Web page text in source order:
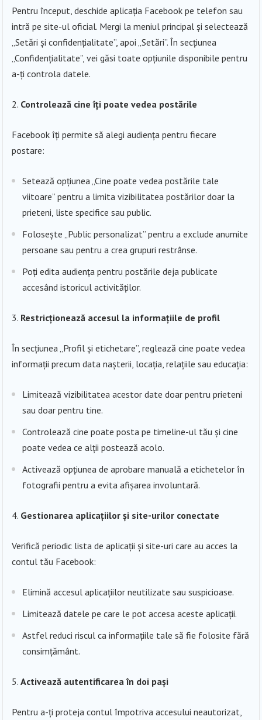
Pentru început, deschide aplicația Facebook pe telefon sau
intră pe site-ul oficial. Mergi la meniul principal și selectează
„Setări și confidențialitate”, apoi „Setări”. În secțiunea
„Confidențialitate”, vei găsi toate opțiunile disponibile pentru
a-ți controla datele.
Controlează cine îți poate vedea postările
Facebook îți permite să alegi audiența pentru fiecare
postare:
Setează opțiunea „Cine poate vedea postările tale
viitoare” pentru a limita vizibilitatea postărilor doar la
prieteni, liste specifice sau public.
Folosește „Public personalizat” pentru a exclude anumite
persoane sau pentru a crea grupuri restrânse.
Poți edita audiența pentru postările deja publicate
accesând istoricul activităților.
Restricționează accesul la informațiile de profil
În secțiunea „Profil și etichetare”, reglează cine poate vedea
informații precum data nașterii, locația, relațiile sau educația:
Limitează vizibilitatea acestor date doar pentru prieteni
sau doar pentru tine.
Controlează cine poate posta pe timeline-ul tău și cine
poate vedea ce alții postează acolo.
Activează opțiunea de aprobare manuală a etichetelor în
fotografii pentru a evita afișarea involuntară.
Gestionarea aplicațiilor și site-urilor conectate
Verifică periodic lista de aplicații și site-uri care au acces la
contul tău Facebook:
Elimină accesul aplicațiilor neutilizate sau suspicioase.
Limitează datele pe care le pot accesa aceste aplicații.
Astfel reduci riscul ca informațiile tale să fie folosite fără
consimțământ.
Activează autentificarea în doi pași
Pentru a-ți proteja contul împotriva accesului neautorizat,